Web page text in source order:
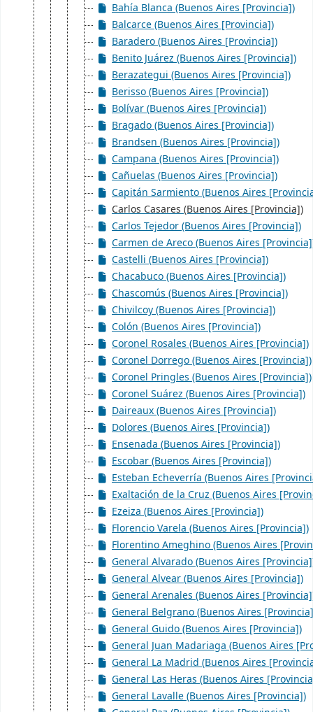
Bahía Blanca (Buenos Aires [Provincia])
Balcarce (Buenos Aires [Provincia])
Baradero (Buenos Aires [Provincia])
Benito Juárez (Buenos Aires [Provincia])
Berazategui (Buenos Aires [Provincia])
Berisso (Buenos Aires [Provincia])
Bolívar (Buenos Aires [Provincia])
Bragado (Buenos Aires [Provincia])
Brandsen (Buenos Aires [Provincia])
Campana (Buenos Aires [Provincia])
Cañuelas (Buenos Aires [Provincia])
Capitán Sarmiento (Buenos Aires
Carlos Casares (Buenos Aires [Provincia])
Carlos Tejedor (Buenos Aires [Provincia])
Carmen de Areco (Buenos Aires
Castelli (Buenos Aires [Provincia])
Chacabuco (Buenos Aires [Provincia])
Chascomús (Buenos Aires [Provincia])
Chivilcoy (Buenos Aires [Provincia])
Colón (Buenos Aires [Provincia])
Coronel Rosales (Buenos Aires [Provincia])
Coronel Dorrego (Buenos Aires [Provincia])
Coronel Pringles (Buenos Aires [Provincia])
Coronel Suárez (Buenos Aires [Provincia])
Daireaux (Buenos Aires [Provincia])
Dolores (Buenos Aires [Provincia])
Ensenada (Buenos Aires [Provincia])
Escobar (Buenos Aires [Provincia])
Esteban Echeverría (Buenos Aires
Exaltación de la Cruz (Buenos Aires
Ezeiza (Buenos Aires [Provincia])
Florencio Varela (Buenos Aires [Provincia])
Florentino Ameghino (Buenos Aires
General Alvarado (Buenos Aires
General Alvear (Buenos Aires [Provincia])
General Arenales (Buenos Aires
General Belgrano (Buenos Aires
General Guido (Buenos Aires [Provincia])
General Juan Madariaga (Buenos Aires
General La Madrid (Buenos Aires
General Las Heras (Buenos Aires
General Lavalle (Buenos Aires [Provincia])